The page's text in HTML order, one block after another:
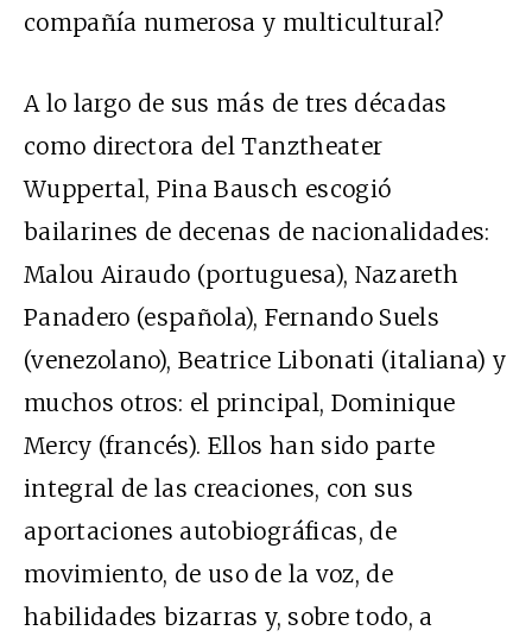
compañía numerosa y multicultural?
A lo largo de sus más de tres décadas
como directora del Tanztheater
Wuppertal, Pina Bausch escogió
bailarines de decenas de nacionalidades:
Malou Airaudo (portuguesa), Nazareth
Panadero (española), Fernando Suels
(venezolano), Beatrice Libonati (italiana) y
muchos otros: el principal, Dominique
Mercy (francés). Ellos han sido parte
integral de las creaciones, con sus
aportaciones autobiográficas, de
movimiento, de uso de la voz, de
habilidades bizarras y, sobre todo, a